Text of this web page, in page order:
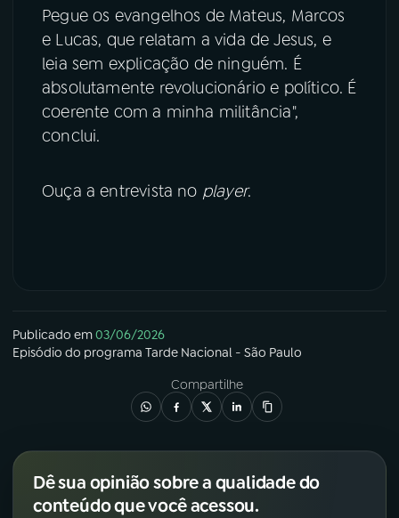
Pegue os evangelhos de Mateus, Marcos
e Lucas, que relatam a vida de Jesus, e
leia sem explicação de ninguém. É
absolutamente revolucionário e político. É
coerente com a minha militância",
conclui.
Ouça a entrevista no player.
Publicado em03/06/2026
Episódio do programa Tarde Nacional - São Paulo
Compartilhe
Dê sua opinião sobre a qualidade do
conteúdo que você acessou.